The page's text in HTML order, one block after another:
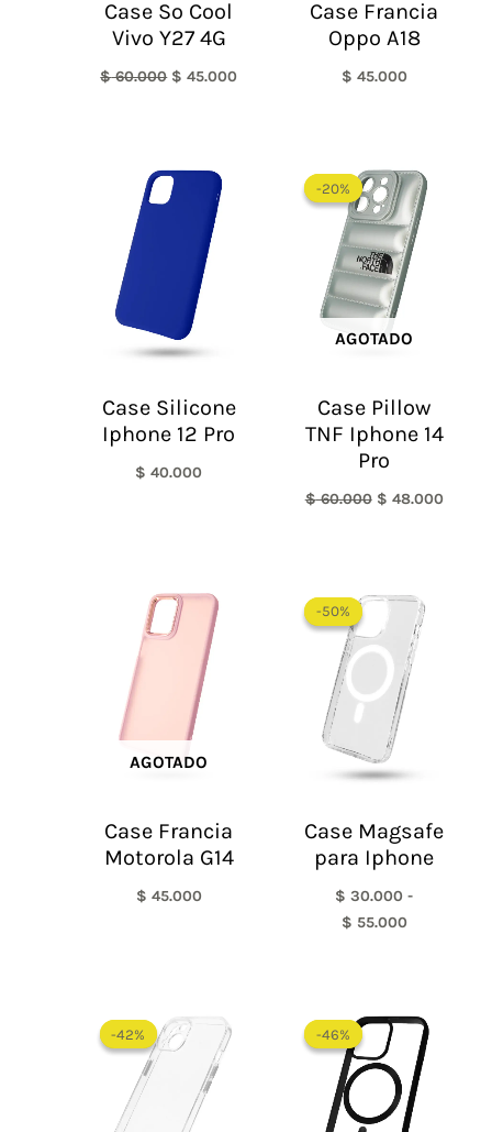
Case So Cool
Vivo Y27 4G
$60.000 $ 45.000
Case Francia
Oppo A18
$ 45.000
Case Silicone
Iphone 12 Pro
$ 40.000
-20%
AGOTADO
-20%
Case Pillow
TNF Iphone 14
Pro
$60.000
precio
original
era:
$ 60.000.
$ 48.000
AGOTADO
Case Francia
Motorola G14
$ 45.000
-50%
-50%
Case Magsafe
para Iphone
$ 30.000 -
$ 55.000
de
precios:
desde
$ 30.000
hasta
-42%
-42%
precio
original
$ 60.000.
-46%
-46%
precio
original
era:
$ 65.000.